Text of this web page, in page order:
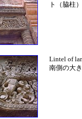
ト（脇柱
Lintel of
南側の大